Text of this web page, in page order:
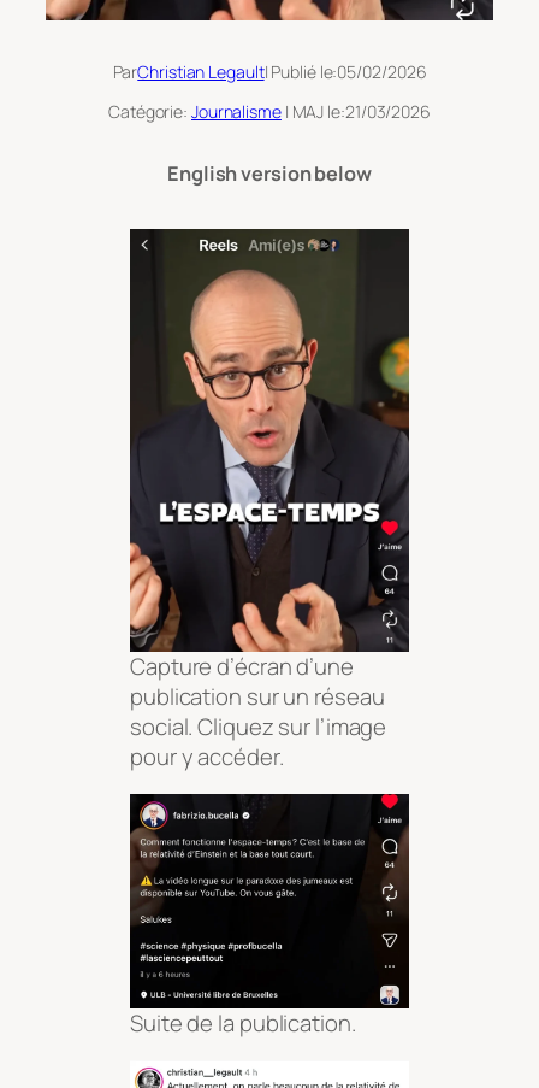
ParChristian Legault| Publié le:05/02/2026
Catégorie: Journalisme| MAJ le:21/03/2026
English version below
Capture d’écran d’une
publication sur un réseau
social. Cliquez sur l’image
pour y accéder.
Suite de la publication.